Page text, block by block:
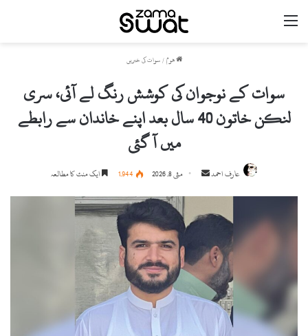
مینو
ھوم / سوات کی خبریں
سوات کے نوجوان کی کوشش رنگ لے آئی، سری
لنکن خاتون 40 سال بعد اپنے خاندان سے رابطے
میں آ گئی
عارف احمد
Send مئی 8, 2026 1,944 ایک منٹ کا مطالعہ